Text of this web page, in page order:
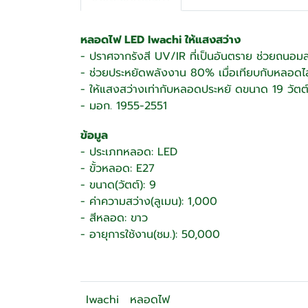
หลอดไฟ LED Iwachi ให้แสงสว่าง
- ปราศจากรังสี UV/IR ที่เป็นอันตราย ช่วยถนอม
- ช่วยประหยัดพลังงาน 80% เมื่อเทียบกับหลอด
- ให้แสงสว่างเท่ากับหลอดประหยั ดขนาด 19 วัตต์
- มอก. 1955-2551
ข้อมูล
- ประเภทหลอด: LED
- ขั้วหลอด: E27
- ขนาด(วัตต์): 9
- ค่าความสว่าง(ลูเมน): 1,000
- สีหลอด: ขาว
- อายุการใช้งาน(ชม.): 50,000
Iwachi หลอดไฟ